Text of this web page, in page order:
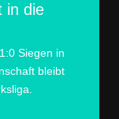
in die
Siegen in
bleibt